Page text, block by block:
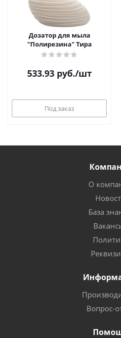
Дозатор для мыла
"Полирезина" Тира
533.93руб./шт
Под заказ
О
База
Вопрос-